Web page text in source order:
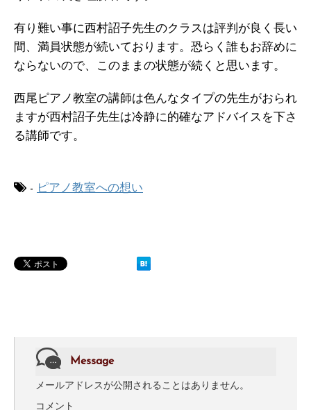
有り難い事に西村詔子先生のクラスは評判が良く長い
間、満員状態が続いております。恐らく誰もお辞めに
ならないので、このままの状態が続くと思います。
西尾ピアノ教室の講師は色んなタイプの先生がおられ
ますが西村詔子先生は冷静に的確なアドバイスを下さ
る講師です。
- ピアノ教室への想い
Message
メールアドレスが公開されることはありません。
コメント